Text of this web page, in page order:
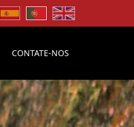
CONTATE-NOS